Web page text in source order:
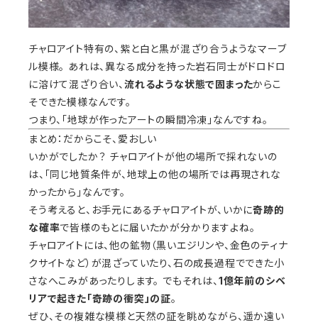
チャロアイト特有の、紫と白と黒が混ざり合うようなマーブ
ル模様。 あれは、異なる成分を持った岩石同士がドロドロ
に溶けて混ざり合い、 流れるような状態で固まったからこ
そできた模様なんです。
つまり、「地球が作ったアートの瞬間冷凍」なんですね。
まとめ：だからこそ、愛おしい
いかがでしたか？ チャロアイトが他の場所で採れないの
は、「同じ地質条件が、地球上の他の場所では再現されな
かったから」なんです。
そう考えると、お手元にあるチャロアイトが、いかに奇跡的
な確率で皆様のもとに届いたかが分かりますよね。
チャロアイトには、他の鉱物（黒いエジリンや、金色のティナ
クサイトなど）が混ざっていたり、石の成長過程でできた小
さなへこみがあったりします。 でもそれは、 1億年前のシベ
リアで起きた「奇跡の衝突」の証。
ぜひ、その複雑な模様と天然の証を眺めながら、遥か遠い